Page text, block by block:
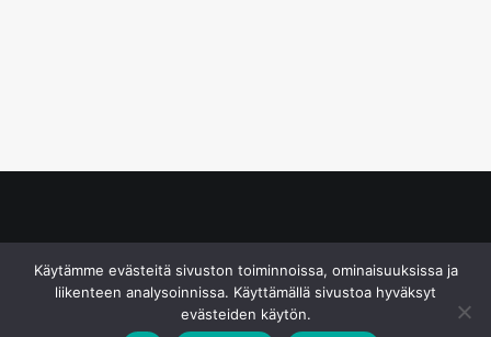
Käytämme evästeitä sivuston toiminnoissa, ominaisuuksissa ja
liikenteen analysoinnissa. Käyttämällä sivustoa hyväksyt
evästeiden käytön.